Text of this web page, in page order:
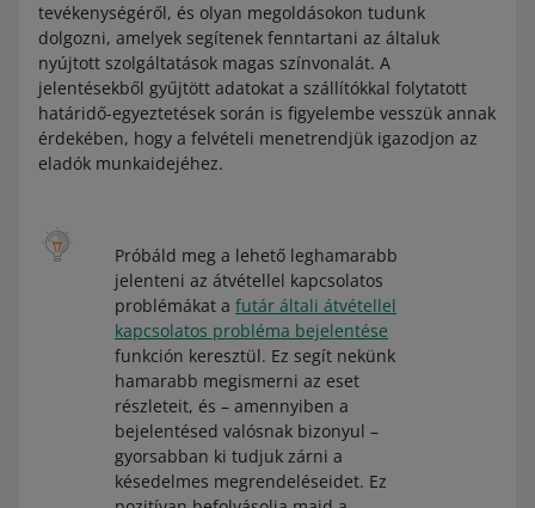
tevékenységéről, és olyan megoldásokon tudunk
dolgozni, amelyek segítenek fenntartani az általuk
nyújtott szolgáltatások magas színvonalát. A
jelentésekből gyűjtött adatokat a szállítókkal folytatott
határidő-egyeztetések során is figyelembe vesszük annak
érdekében, hogy a felvételi menetrendjük igazodjon az
eladók munkaidejéhez.
Próbáld meg a lehető leghamarabb
jelenteni az átvétellel kapcsolatos
problémákat a futár általi átvétellel
kapcsolatos probléma bejelentése
funkción keresztül. Ez segít nekünk
hamarabb megismerni az eset
részleteit, és – amennyiben a
bejelentésed valósnak bizonyul –
gyorsabban ki tudjuk zárni a
késedelmes megrendeléseidet. Ez